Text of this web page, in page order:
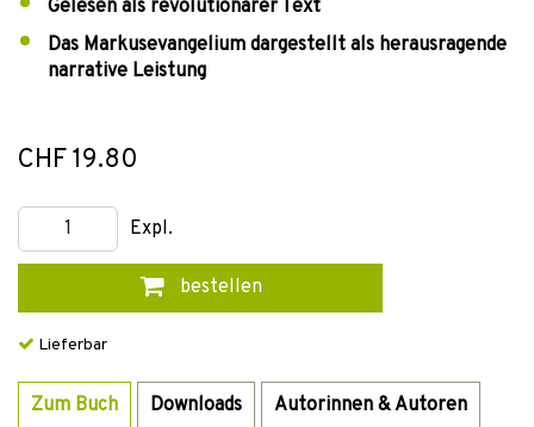
Gelesen als revolutionärer Text
Das Markusevangelium dargestellt als herausragende
narrative Leistung
CHF 19.80
Expl.
bestellen
Lieferbar
Zum Buch Downloads Autorinnen & Autoren